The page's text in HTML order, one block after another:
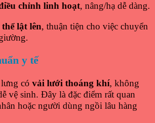
chỉnh linh hoạt, nâng/hạ dễ dàng.
lật lên, thuận tiện cho việc chuyển
y tế
có vải lưới thoáng khí, không
vệ sinh. Đây là đặc điểm rất quan
hoặc người dùng ngồi lâu hàng